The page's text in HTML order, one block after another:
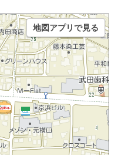
地図アプリで見る